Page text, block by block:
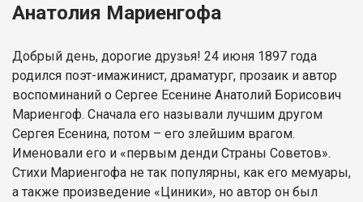
Анатолия Мариенгофа
Добрый день, дорогие друзья! 24 июня 1897 года
родился поэт-имажинист, драматург, прозаик и автор
воспоминаний о Сергее Есенине Анатолий Борисович
Мариенгоф. Сначала его называли лучшим другом
Сергея Есенина, потом – его злейшим врагом.
Именовали его и «первым денди Страны Советов».
Стихи Мариенгофа не так популярны, как его мемуары,
а также произведение «Циники», но автор он был